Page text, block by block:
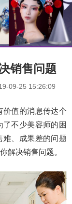
销售问题
09-25 15:26:09
值的消息传达个
不少美容师的困
难、成果差的问题
解决销售问题。